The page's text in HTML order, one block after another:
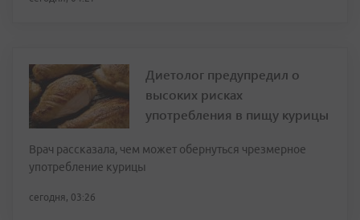
Диетолог предупредил о
высоких рисках
употребления в пищу курицы
Врач рассказала, чем может обернуться чрезмерное
употребление курицы
сегодня, 03:26